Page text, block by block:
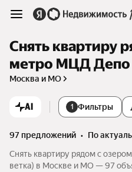
Снять квартиру
метро МЦД Депо
Москва и МО
AI 1 Фильтры
97 предложений •
по
Снять квартиру рядом с
ветка) в Москве и МО — 97